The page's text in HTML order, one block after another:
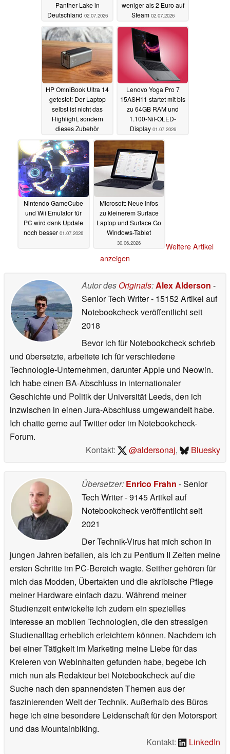
Panther Lake in
Deutschland 02.07.2026
weniger als 2 Euro auf
Steam 02.07.2026
HP OmniBook Ultra 14
getestet: Der Laptop
selbst ist nicht das
Highlight, sondern
dieses Zubehör
01.07.2026
Lenovo Yoga Pro 7
15ASH11 startet mit bis
zu 64GB RAM und
1.100-Nit-OLED-
Display 01.07.2026
Nintendo GameCube
und Wii Emulator für
PC wird dank Update
noch besser 01.07.2026
Microsoft: Neue Infos
zu kleinerem Surface
Laptop und Surface Go
Windows-Tablet
30.06.2026
Weitere Artikel
anzeigen
Autor des Originals: Alex Alderson -
Senior Tech Writer- 15152 Artikel auf
Notebookcheck veröffentlichtseit
2018
Bevor ich für Notebookcheck schrieb
und übersetzte, arbeitete ich für verschiedene
Technologie-Unternehmen, darunter Apple und Neowin.
Ich habe einen BA-Abschluss in internationaler
Geschichte und Politik der Universität Leeds, den ich
inzwischen in einen Jura-Abschluss umgewandelt habe.
Ich chatte gerne auf Twitter oder im Notebookcheck-
Forum.
Kontakt:
@aldersonaj, Bluesky
Übersetzer: Enrico Frahn - Senior
Tech Writer- 9145 Artikel auf
Notebookcheck veröffentlichtseit
2021
Der Technik-Virus hat mich schon in
jungen Jahren befallen, als ich zu Pentium II Zeiten meine
ersten Schritte im PC-Bereich wagte. Seither gehören für
mich das Modden, Übertakten und die akribische Pflege
meiner Hardware einfach dazu. Während meiner
Studienzeit entwickelte ich zudem ein spezielles
Interesse an mobilen Technologien, die den stressigen
Studienalltag erheblich erleichtern können. Nachdem ich
bei einer Tätigkeit im Marketing meine Liebe für das
Kreieren von Webinhalten gefunden habe, begebe ich
mich nun als Redakteur bei Notebookcheck auf die
Suche nach den spannendsten Themen aus der
faszinierenden Welt der Technik. Außerhalb des Büros
hege ich eine besondere Leidenschaft für den Motorsport
und das Mountainbiking.
Kontakt:
LinkedIn